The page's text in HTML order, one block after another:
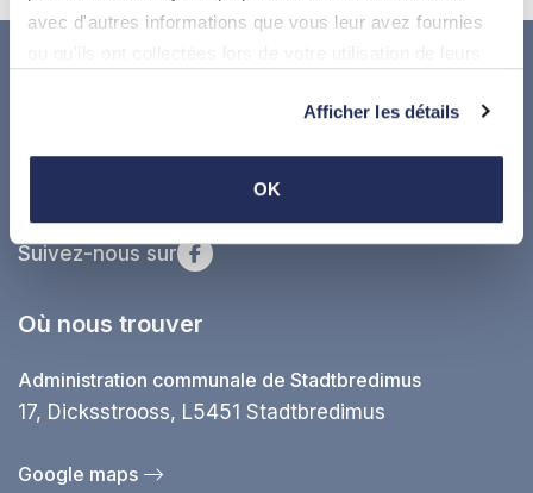
avec d'autres informations que vous leur avez fournies
Afficher les détails
OK
Suivez-nous sur
Où nous trouver
Administration communale de Stadtbredimus
17, Dicksstrooss, L5451 Stadtbredimus
Google maps